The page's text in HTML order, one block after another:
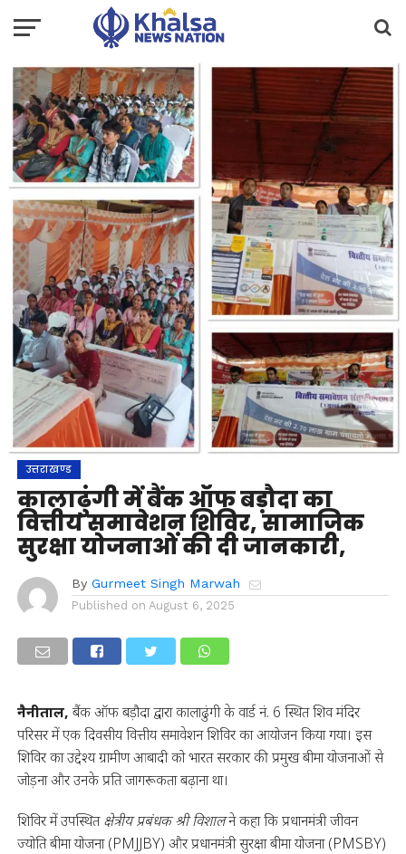
उत्तराखण्ड
कालाढुंगी में बैंक ऑफ बड़ौदा का
वित्तीय समावेशन शिविर, सामाजिक
सुरक्षा योजनाओं की दी जानकारी,
By Gurmeet Singh Marwah
Published on August 6, 2025
नैनीताल,बैंक ऑफ बड़ौदा द्वारा कालाढुंगी के वार्ड नं. 6 स्थित शिव मंदिर
परिसर में एक दिवसीय वित्तीय समावेशन शिविर का आयोजन किया गया। इस
शिविर का उद्देश्य ग्रामीण आबादी को भारत सरकार की प्रमुख बीमा योजनाओं से
जोड़ना और उनके प्रति जागरूकता बढ़ाना था।
शिविर में उपस्थितक्षेत्रीय प्रबंधक श्री विशालने कहा कि प्रधानमंत्री जीवन
ज्योति बीमा योजना (PMJJBY) और प्रधानमंत्री सुरक्षा बीमा योजना (PMSBY)